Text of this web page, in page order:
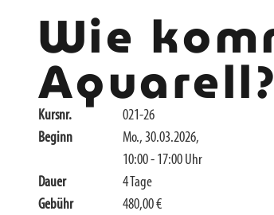
Wie
Aquarell?
Kursnr.
021-26
Beginn
Mo., 30.03.2026,
10:00 - 17:00 Uhr
Dauer
4 Tage
Gebühr
480,00 €